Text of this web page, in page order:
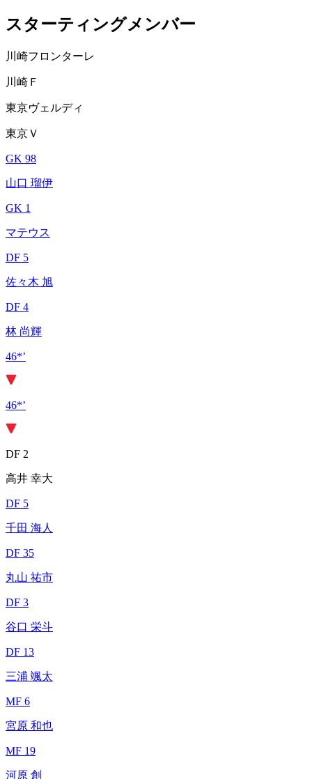
スターティングメンバー
川崎フロンターレ
川崎Ｆ
東京ヴェルディ
東京Ｖ
GK 98
山口 瑠伊
GK 1
マテウス
DF 5
佐々木 旭
DF 4
林 尚輝
46*’
46*’
DF 2
高井 幸大
DF 5
千田 海人
DF 35
丸山 祐市
DF 3
谷口 栄斗
DF 13
三浦 颯太
MF 6
宮原 和也
MF 19
河原 創